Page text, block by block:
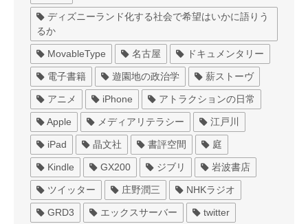
ディズニーランド化する社会で希望はいかに語りう
るか
MovableType 名古屋 ドキュメンタリー
電子書籍 遊園地の政治学 薪ストーヴ
アニメ iPhone アトラクションの日常
Apple メディアリテラシー 江戸川
iPad 晶文社 書評空間 庭
Kindle GX200 ジブリ 岩波書店
ツイッター 庄野潤三 NHKラジオ
GRD3 エックスサーバー twitter